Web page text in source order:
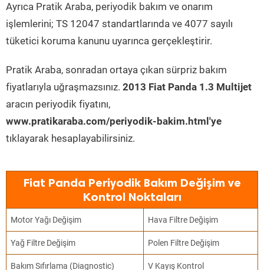
Ayrıca Pratik Araba, periyodik bakım ve onarım
işlemlerini; TS 12047 standartlarında ve 4077 sayılı
tüketici koruma kanunu uyarınca gerçekleştirir.
Pratik Araba, sonradan ortaya çıkan sürpriz bakım
fiyatlarıyla uğraşmazsınız. 2013 Fiat Panda 1.3 Multijet
aracın periyodik fiyatını,
www.pratikaraba.com/periyodik-bakim.html'ye
tıklayarak hesaplayabilirsiniz.
Fiat Panda Periyodik Bakım Değişim ve
Kontrol Noktaları
Motor Yağı Değişim Hava Filtre Değişim
Yağ Filtre Değişim Polen Filtre Değişim
Bakım Sıfırlama (Diagnostic) V Kayış Kontrol